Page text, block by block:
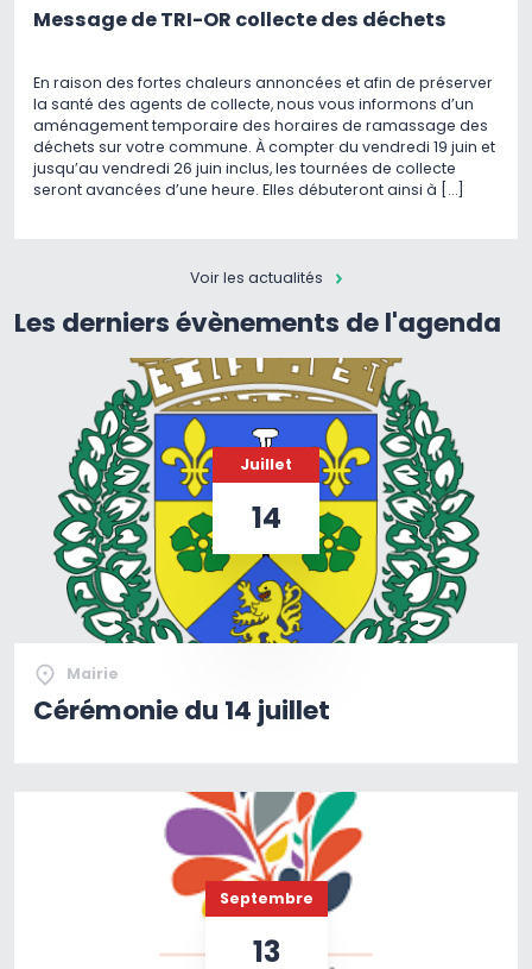
Message de TRI-OR collecte des déchets
En raison des fortes chaleurs annoncées et afin de préserver
la santé des agents de collecte, nous vous informons d’un
aménagement temporaire des horaires de ramassage des
déchets sur votre commune. À compter du vendredi 19 juin et
jusqu’au vendredi 26 juin inclus, les tournées de collecte
seront avancées d’une heure. Elles débuteront ainsi à […]
Voir les actualités
Les derniers évènements de l'agenda
Juillet
14
Mairie
Cérémonie du 14 juillet
Septembre
13